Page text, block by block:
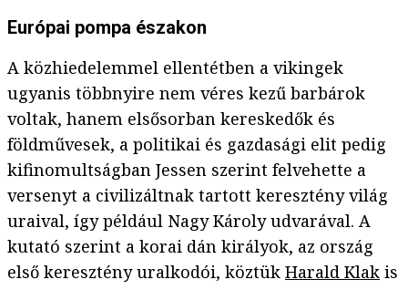
Európai pompa északon
A közhiedelemmel ellentétben a vikingek
ugyanis többnyire nem véres kezű barbárok
voltak, hanem elsősorban kereskedők és
földművesek, a politikai és gazdasági elit pedig
kifinomultságban Jessen szerint felvehette a
versenyt a civilizáltnak tartott keresztény világ
uraival, így például Nagy Károly udvarával. A
kutató szerint a korai dán királyok, az ország
első keresztény uralkodói, köztük Harald Klak is